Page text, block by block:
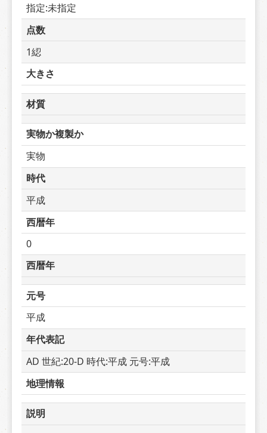
指定:未指定
点数
1綛
大きさ
材質
実物か複製か
実物
時代
平成
西暦年
0
西暦年
元号
平成
年代表記
AD 世紀:20-D 時代:平成 元号:平成
地理情報
説明